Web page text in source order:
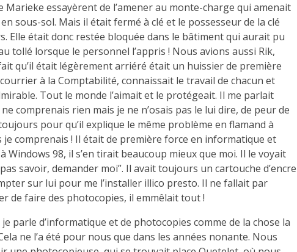
Marieke essayèrent de l’amener au monte-charge qui amenait
sous-sol. Mais il était fermé à clé et le possesseur de la clé
Elle était donc restée bloquée dans le bâtiment qui aurait pu
tollé lorsque le personnel l’appris ! Nous avions aussi Rik,
qu’il était légèrement arriéré était un huissier de première
à la Comptabilité, connaissait le travail de chacun et
Tout le monde l’aimait et le protégeait. Il me parlait
comprenais rien mais je ne n’osais pas le lui dire, de peur de
pour qu’il explique le même problème en flamand à
je comprenais ! Il était de première force en informatique et
Windows 98, il s’en tirait beaucoup mieux que moi. Il le voyait
savoir, demander moi”. Il avait toujours un cartouche d’encre
sur lui pour me l’installer illico presto. Il ne fallait par
de faire des photocopies, il emmêlait tout !
je parle d’informatique et de photocopies comme de la chose la
ne l’a été pour nous que dans les années nonante. Nous